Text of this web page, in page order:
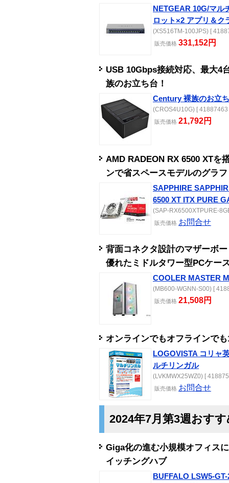
NETGEAR 10G/マル
ロット×2 アプリ＆ク
(XS516TM-100JPS) [
販売価格 331,152円
USB 10Gbps接続対応、最大4
族のお立ち台！
Century 裸族のお立
(CROS4U10G) [ 41887463
販売価格 21,792円
AMD RADEON RX 6500 XTを
ンで省スペースモデルのグラ
SAPPHIRE
6500 XT ITX PURE
(SAP-RX6500XTPURE-
販売価格 お問合せ
背面コネクタ設計のマザーボ
優れたミドルタワー型PCケー
COOLER MASTER
(MB600-WGNN-S00) [
販売価格 21,508円
オンラインでもオフラインで
LOGOVISTA コリャ
ルチリンガル
(LVKMWX25WZ0) [
販売価格 お問合せ
2024年7月第3週おす
Giga化の進む小規模オフィス
イッチングハブ
BUFFALO LSW5-